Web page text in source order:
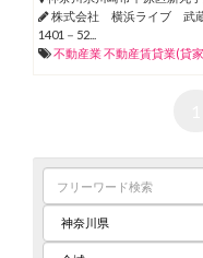
株式会社 横浜ライブ 武蔵
1401－52...
不動産業不動産賃貸業(貸